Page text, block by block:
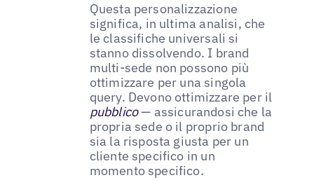
Questa personalizzazione
significa, in ultima analisi, che
le classifiche universali si
stanno dissolvendo. I brand
multi-sede non possono più
ottimizzare per una singola
query. Devono ottimizzare per il
pubblico— assicurandosi che la
propria sede o il proprio brand
sia la risposta giusta per un
cliente specifico in un
momento specifico.